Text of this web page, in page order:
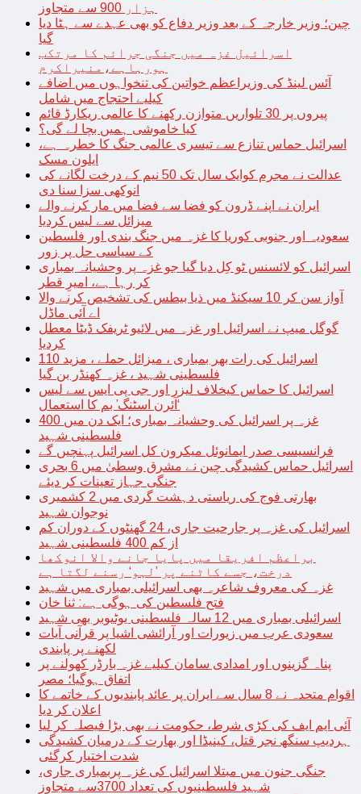
ہزار 900 سے متجاوز
چین؛ وزیر خارجہ کے بعد وزیر دفاع کو بھی عہدے سے ہٹا دیا
گیا
اسرائیل غزہ میں جنگی جرائم کا مرتکب
ہورہاہے،منیراکرم
آئس لینڈ کی وزیراعظم خواتین کی تنخواہوں میں اضافے
کیلیے احتجاج میں شامل
پیروں پر 30 تلواریں متوازن رکھنے کا عالمی ریکارڈ قائم
کیا خاموشی ہمیں بچا لے گی؟
اسرائیل حماس تنازع سے تیسری عالمی جنگ کا خطرہ ہے،
ایلون مسک
عدالت نے مجرم کوایک سال تک 50 نیم کے درخت لگانے کی
انوکھی سزا سنا دی
ایران نے اپنے ڈرون کو فضا سے فضا میں مار کرنے والے
میزائل سے لیس کردیا
سعودیہ اور جنوبی کوریا کا غزہ میں جنگ بندی اور فلسطین
کے سیاسی حل پر زور
اسرائیل کو لائسنس ٹو کِل دیا گیا جو غزہ پر وحشیانہ بمباری
کر رہا ہے، امیرِ قطر
آواز سن کر 10 سیکنڈ میں ذیا بیطس کی تشخیص کرنے والا
اے آئی ماڈل
گوگل میپ نے اسرائیل اور غزہ میں لائیو ٹریفک ڈیٹا معطل
کردیا
اسرائیل کی رات بھر بمباری ، میزائل حملے ، مزید 110
فلسطینی شہید ، غزہ کھنڈر بن گیا
اسرائیل کا حماس کیخلاف لیزر اور جی پی ایس سے لیس
‘آئرن اسٹنگ’ بم کا استعمال
غزہ پر اسرائیل کی وحشیانہ بمباری؛ ایک دن میں 400
فلسطینی شہید
فرانسیسی صدر ایمانوئل میکرون کل اسرائیل پہنچیں گے
اسرائیل حماس کشیدگی چین نے مشرق وسطیٰ میں 6 بحری
جنگی جہاز تعینات کر دیئے
بھارتی فوج کی ریاستی دہشت گردی میں 2 کشمیری
نوجوان شہید
اسرائیل کی غزہ پر جارحیت جاری، 24 گھنٹوں کے دوران کم
از کم 400 فلسطینی شہید
براعظم افریقا میں پایا جانے والا انوکھا
درخت، جسے کاٹنے پر ’لہو‘ رسنے لگتا ہے
غزہ کی معروف شاعرہ بھی اسرائیلی بمباری میں شہید
فتح فلسطین کی ہوگی ہے: ثنا خان
اسرائیلی بمباری میں 12 سالہ فلسطینی یوٹیوبر بھی شہید
سعودی عرب میں زیورات اور آرائشی اشیا پر قرآنی آیات
لکھنے پر پابندی
پناہ گزینوں اور امدادی سامان کیلیے غزہ بارڈر کھولنے پر
اتفاق ہوگیا؛ مصر
اقوام متحدہ نے 8 سال سے ایران پر عائد پابندیوں کے خاتمے کا
اعلان کر دیا
آئی ایم ایف کی کڑی شرط، حکومت نے بھی بڑا فیصلہ کر لیا
ہردیپ سنگھ نجر قتل، کینیڈا اور بھارت کے درمیان کشیدگی
شدت اختیار کرگئی
جنگی جنون میں مبتلا اسرائیل کی غزہ پربمباری جاری،
شہید فلسطینیوں کی تعداد 3700سے متجاوز